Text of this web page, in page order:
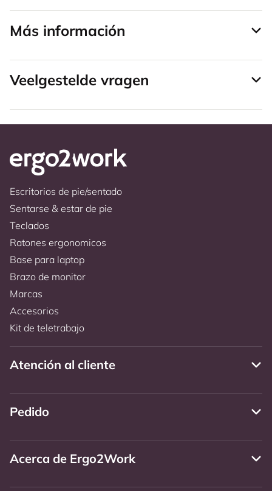
Más información
Veelgestelde vragen
Escritorios de pie/sentado
Sentarse & estar de pie
Teclados
Ratones ergonomicos
Base para laptop
Brazo de monitor
Marcas
Accesorios
Kit de teletrabajo
Atención al cliente
Pedido
Acerca de Ergo2Work